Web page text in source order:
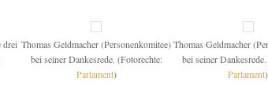
drei Thomas Geldmacher (Personenkomitee)
bei seiner Dankesrede. (Fotorechte:
Parlament)
Thomas Geldmacher
bei seiner
Parlament)